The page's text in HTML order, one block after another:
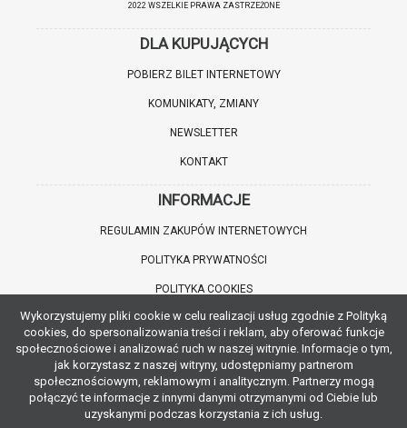
2022 WSZELKIE PRAWA ZASTRZEŻONE
DLA KUPUJĄCYCH
POBIERZ BILET INTERNETOWY
KOMUNIKATY, ZMIANY
NEWSLETTER
KONTAKT
INFORMACJE
REGULAMIN ZAKUPÓW INTERNETOWYCH
POLITYKA PRYWATNOŚCI
POLITYKA COOKIES
WARTO WIEDZIEĆ
INFORMACJE O ZNIŻKACH
JAK DOJECHAĆ
Wykorzystujemy pliki cookie w celu realizacji usług zgodnie z Polityką
cookies, do spersonalizowania treści i reklam, aby oferować funkcje
społecznościowe i analizować ruch w naszej witrynie. Informacje o tym,
jak korzystasz z naszej witryny, udostępniamy partnerom
społecznościowym, reklamowym i analitycznym. Partnerzy mogą
połączyć te informacje z innymi danymi otrzymanymi od Ciebie lub
uzyskanymi podczas korzystania z ich usług.